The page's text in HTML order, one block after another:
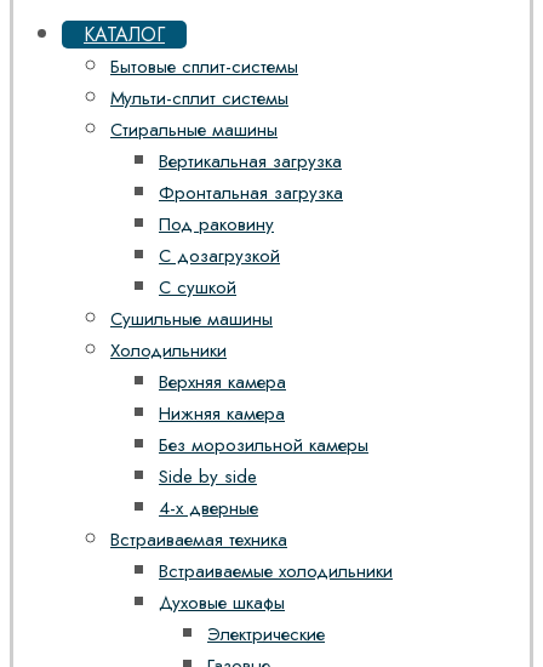
КАТАЛОГ
Бытовые сплит-системы
Мульти-сплит системы
Стиральные машины
Вертикальная загрузка
Фронтальная загрузка
Под раковину
С дозагрузкой
С сушкой
Сушильные машины
Холодильники
Верхняя камера
Нижняя камера
Без морозильной камеры
Side by side
4-х дверные
Встраиваемая техника
Встраиваемые холодильники
Духовые шкафы
Электрические